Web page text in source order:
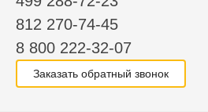
812 270-74-45
8 800 222-32-07
Заказать обратный звонок